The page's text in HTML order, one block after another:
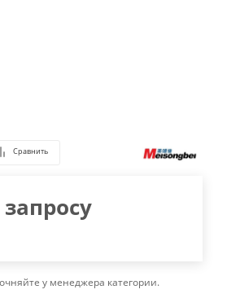
Сравнить
у менеджера категории.